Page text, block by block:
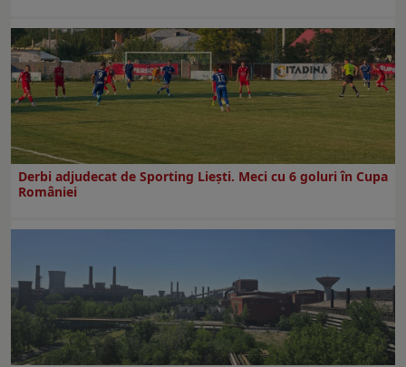
Derbi adjudecat de Sporting Liești. Meci cu 6 goluri în Cupa
României